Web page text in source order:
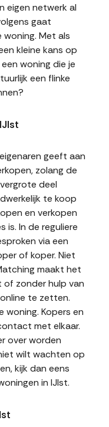
eigen netwerk al
gaat
woning. Met als
kleine kans op
woning die je
een flinke
geeft aan
zolang de
deel
te koop
en verkopen
is. In de reguliere
via een
of koper. Niet
maakt het
of zonder hulp van
te zetten.
woning. Kopers en
met elkaar.
over worden
wilt wachten op
kijk dan eens
in IJlst.